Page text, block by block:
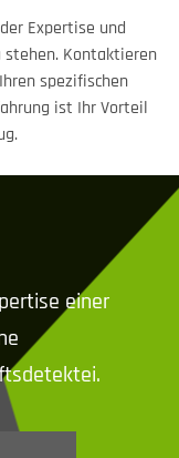
Expertise und
stehen. Kontaktieren
spezifischen
ist Ihr Vorteil
einer